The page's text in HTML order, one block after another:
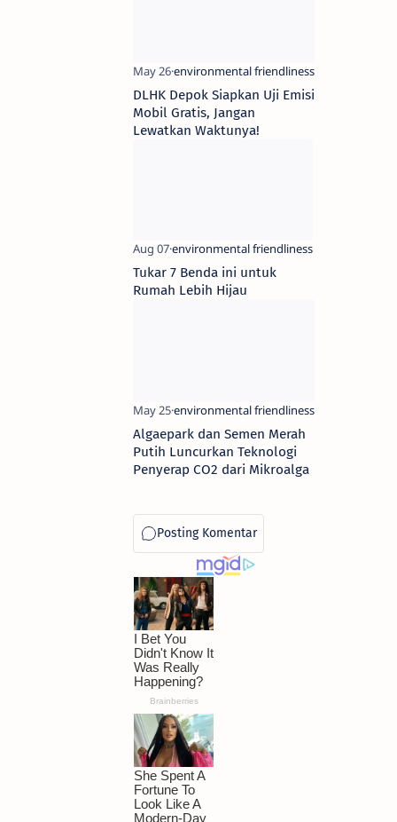
DLHK Depok Siapkan Uji Emisi
Mobil Gratis, Jangan
Lewatkan Waktunya!
Tukar 7 Benda ini untuk
Rumah Lebih Hijau
Algaepark dan Semen Merah
Putih Luncurkan Teknologi
Penyerap CO2 dari Mikroalga